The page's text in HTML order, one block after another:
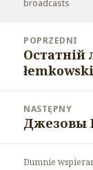
broadcasts
wpisu
POPRZEDNI
Poprzedni
wpis:
Остатній
NASTĘPNY
Następny
wpis:
Джезовы
Dumnie